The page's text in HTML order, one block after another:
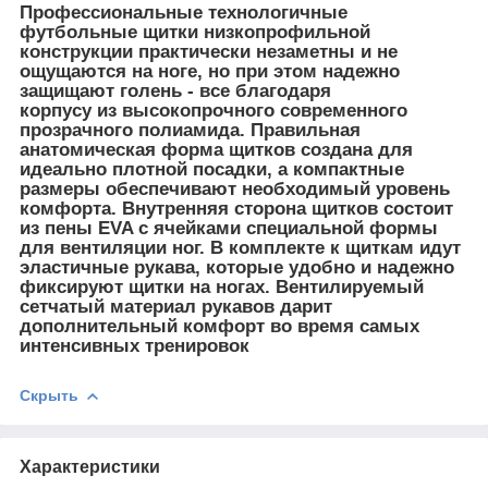
Профессиональные технологичные
футбольные щитки низкопрофильной
конструкции практически незаметны и не
ощущаются на ноге, но при этом надежно
защищают голень - все благодаря
корпусу из высокопрочного современного
прозрачного полиамида. Правильная
анатомическая форма щитков создана для
идеально плотной посадки, а компактные
размеры обеспечивают необходимый уровень
комфорта. Внутренняя сторона щитков состоит
из пены EVA с ячейками специальной формы
для вентиляции ног. В комплекте к щиткам идут
эластичные рукава, которые удобно и надежно
фиксируют щитки на ногах. Вентилируемый
сетчатый материал рукавов дарит
дополнительный комфорт во время самых
интенсивных тренировок
Скрыть
Характеристики